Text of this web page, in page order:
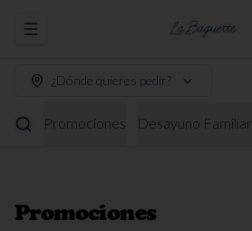
Abrir menu de navegación
¿Dónde quieres pedir?
Promociones Desayuno Familiar
Promociones